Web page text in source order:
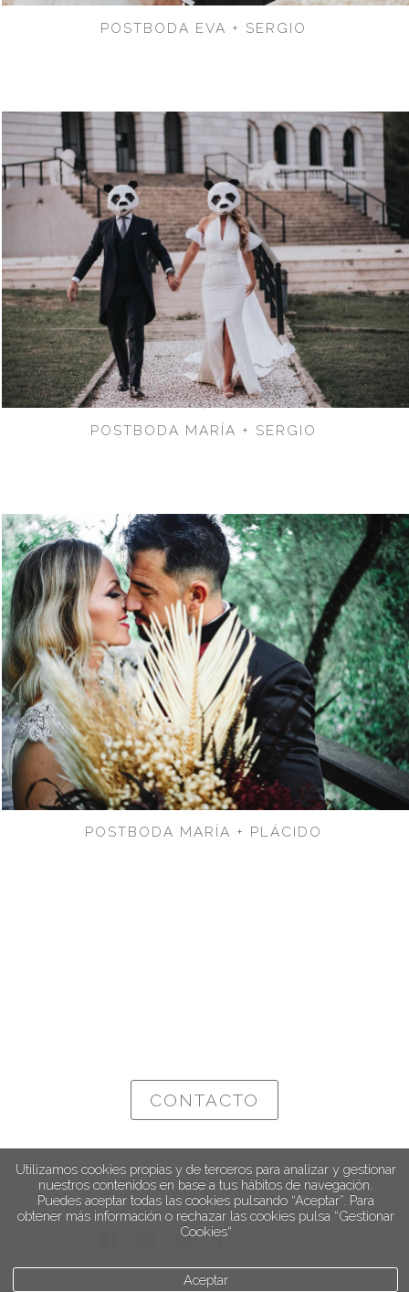
POSTBODA EVA + SERGIO
POSTBODA MARÍA + SERGIO
POSTBODA MARÍA + PLÁCIDO
CONTACTO
Utilizamos cookies propias y de terceros para analizar y gestionar
nuestros contenidos en base a tus hábitos de navegación.
Puedes aceptar todas las cookies pulsando “Aceptar”. Para
obtener más información o rechazar las cookies pulsa “Gestionar
Cookies“
Aceptar